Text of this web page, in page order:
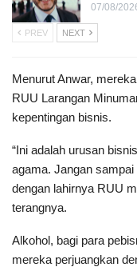
07/08/
PREV NEXT
Menurut Anwar,
RUU Larangan
kepentingan bisnis.
“Ini adalah urusan
agama. Jangan
dengan lahirnya RUU
terangnya.
Alkohol, bagi para
mereka perjuangkan